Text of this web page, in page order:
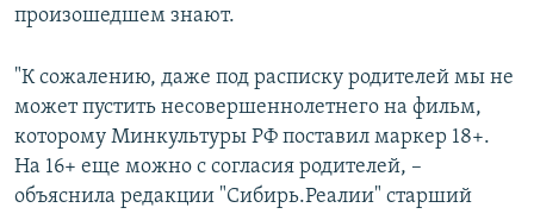
произошедшем знают.
"К сожалению, даже под расписку родителей мы не
может пустить несовершеннолетнего на фильм,
которому Минкультуры РФ поставил маркер 18+.
На 16+ еще можно с согласия родителей, –
объяснила редакции "Сибирь.Реалии" старший